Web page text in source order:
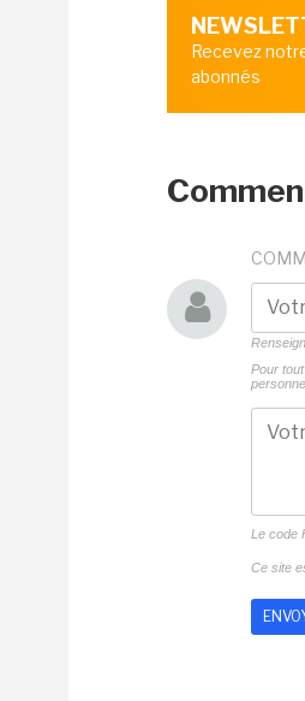
Recevez
abonnés
Pour
Le code
Ce site